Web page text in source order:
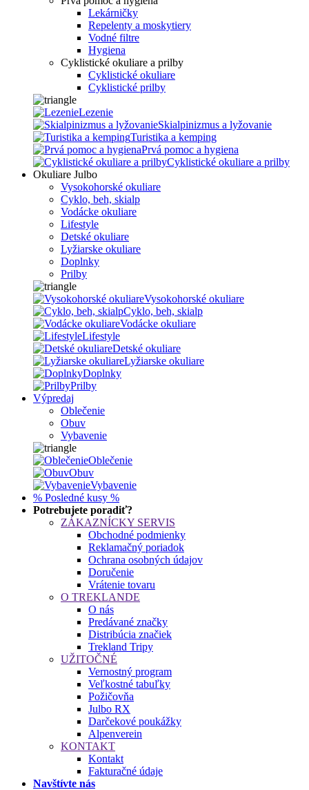
Lekárničky
Repelenty a moskytiery
Vodné filtre
Hygiena
Cyklistické okuliare a prilby
Cyklistické okuliare
Cyklistické prilby
Lezenie
Skialpinizmus a lyžovanie
Turistika a kemping
Prvá pomoc a hygiena
Cyklistické okuliare a prilby
Okuliare Julbo
Vysokohorské okuliare
Cyklo, beh, skialp
Vodácke okuliare
Lifestyle
Detské okuliare
Lyžiarske okuliare
Doplnky
Prilby
Vysokohorské okuliare
Cyklo, beh, skialp
Vodácke okuliare
Lifestyle
Detské okuliare
Lyžiarske okuliare
Doplnky
Prilby
Výpredaj
Oblečenie
Obuv
Vybavenie
Oblečenie
Obuv
Vybavenie
% Posledné kusy %
Potrebujete poradiť?
ZÁKAZNÍCKY SERVIS
Obchodné podmienky
Reklamačný poriadok
Ochrana osobných údajov
Doručenie
Vrátenie tovaru
O TREKLANDE
O nás
Predávané značky
Distribúcia značiek
Trekland Tripy
UŽITOČNÉ
Vernostný program
Veľkostné tabuľky
Požičovňa
Julbo RX
Darčekové poukážky
Alpenverein
KONTAKT
Kontakt
Fakturačné údaje
Navštívte nás